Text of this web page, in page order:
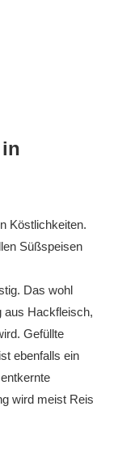
Köstlichkeiten.
Süßspeisen
Das wohl
aus Hackfleisch,
Gefüllte
ebenfalls ein
wird meist Reis